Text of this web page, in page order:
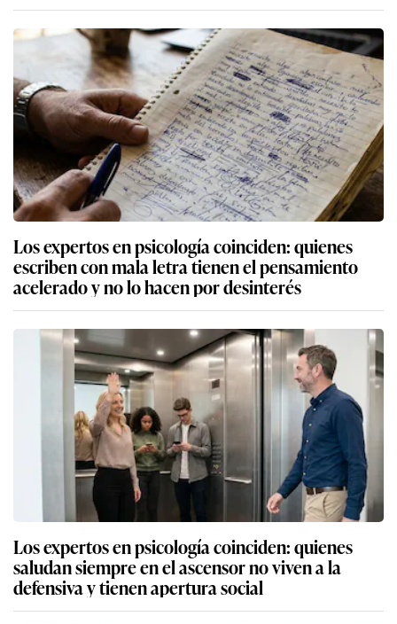
Los expertos en psicología coinciden: quienes
escriben con mala letra tienen el pensamiento
acelerado y no lo hacen por desinterés
Los expertos en psicología coinciden: quienes
saludan siempre en el ascensor no viven a la
defensiva y tienen apertura social